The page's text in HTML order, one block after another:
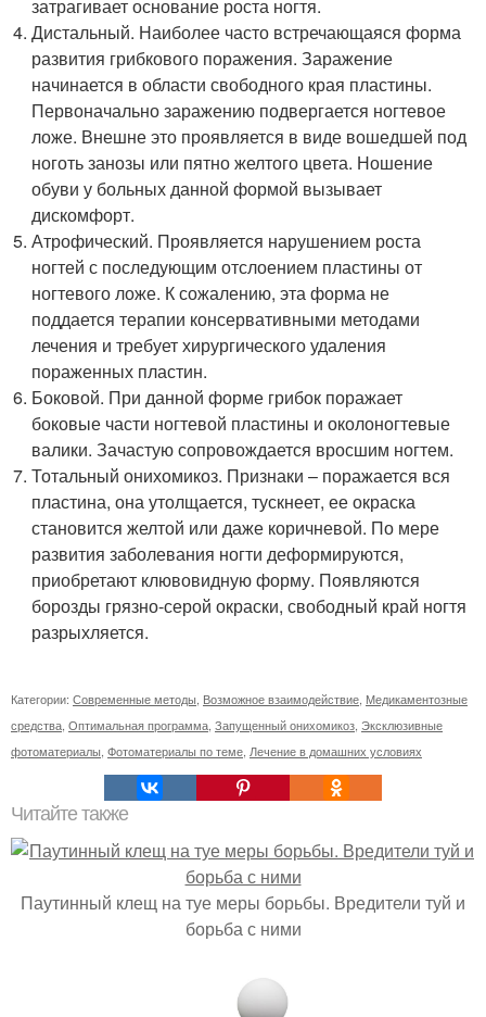
затрагивает основание роста ногтя.
Дистальный. Наиболее часто встречающаяся форма
развития грибкового поражения. Заражение
начинается в области свободного края пластины.
Первоначально заражению подвергается ногтевое
ложе. Внешне это проявляется в виде вошедшей под
ноготь занозы или пятно желтого цвета. Ношение
обуви у больных данной формой вызывает
дискомфорт.
Атрофический. Проявляется нарушением роста
ногтей с последующим отслоением пластины от
ногтевого ложе. К сожалению, эта форма не
поддается терапии консервативными методами
лечения и требует хирургического удаления
пораженных пластин.
Боковой. При данной форме грибок поражает
боковые части ногтевой пластины и околоногтевые
валики. Зачастую сопровождается вросшим ногтем.
Тотальный онихомикоз. Признаки – поражается вся
пластина, она утолщается, тускнеет, ее окраска
становится желтой или даже коричневой. По мере
развития заболевания ногти деформируются,
приобретают клювовидную форму. Появляются
борозды грязно-серой окраски, свободный край ногтя
разрыхляется.
Категории: Современные методы Возможное взаимодействие Медикаментозные
средства Оптимальная программа Запущенный онихомикоз Эксклюзивные
фотоматериалы Фотоматериалы по теме Лечение в домашних условиях
Читайте также
Паутинный клещ на туе меры борьбы. Вредители туй и
борьба с ними